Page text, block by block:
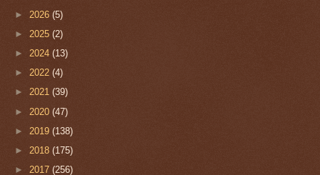
► 2026 (5)
► 2025 (2)
► 2024 (13)
► 2022 (4)
► 2021 (39)
► 2020 (47)
► 2019 (138)
► 2018 (175)
► 2017 (256)